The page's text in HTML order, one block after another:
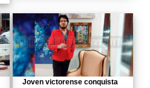
Joven victorense conquista